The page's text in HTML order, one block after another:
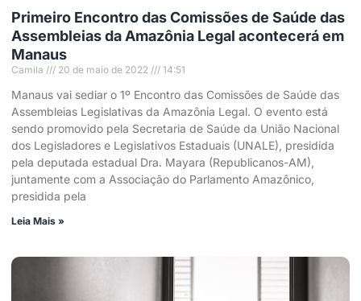
Primeiro Encontro das Comissões de Saúde das
Assembleias da Amazônia Legal acontecerá em
Manaus
Camila 20 de maio de 2022 14:51
Manaus vai sediar o 1º Encontro das Comissões de Saúde das
Assembleias Legislativas da Amazônia Legal. O evento está
sendo promovido pela Secretaria de Saúde da União Nacional
dos Legisladores e Legislativos Estaduais (UNALE), presidida
pela deputada estadual Dra. Mayara (Republicanos-AM),
juntamente com a Associação do Parlamento Amazônico,
presidida pela
Leia Mais »